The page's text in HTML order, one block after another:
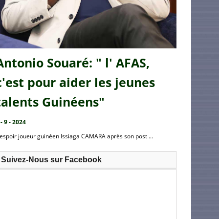
Souaré: " l' AFAS,
pour aider les jeunes
Guinéens"
9 - 2024
joueur guinéen Issiaga CAMARA après son post ...
Suivez-Nous sur Facebook